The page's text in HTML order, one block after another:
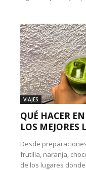
VIAJES
QUÉ HACER
LOS MEJORES
Desde
frutilla, naranja,
de los lugares